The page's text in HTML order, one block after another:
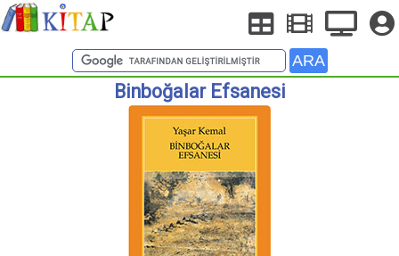
Binboğalar Efsanesi